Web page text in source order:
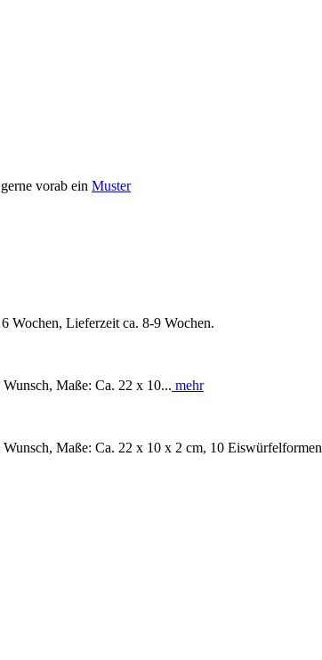
vorab ein Muster
Wochen, Lieferzeit ca. 8-9 Wochen.
Maße: Ca. 22 x 10... mehr
Maße: Ca. 22 x 10 x 2 cm, 10 Eiswürfelformen